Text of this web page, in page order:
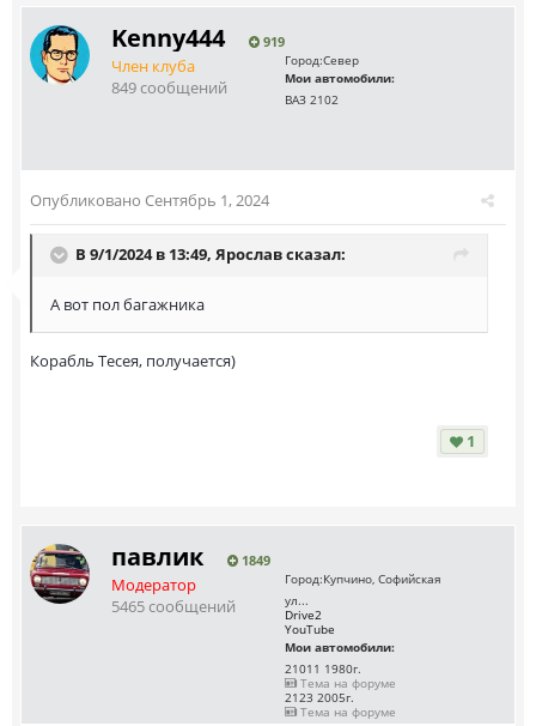
Kenny444 919
Член клуба
849 сообщений
Город:Север
Мои автомобили:
ВАЗ 2102
Опубликовано Сентябрь 1, 2024
В 9/1/2024 в 13:49, Ярославсказал:
А вот пол багажника
Корабль Тесея, получается)
1
павлик 1849
Модератор
5465 сообщений
Город:Купчино, Софийская
ул...
Drive2
YouTube
Мои автомобили:
21011 1980г.
Тема на форуме
2123 2005г.
Тема на форуме